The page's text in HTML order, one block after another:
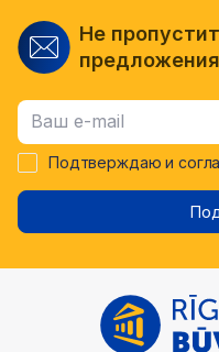
Не
Подтверждаю и